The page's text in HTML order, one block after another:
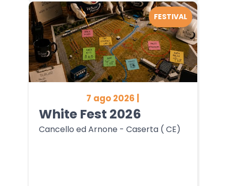
7 ago 2026 |
White Fest 2026
Cancello ed Arnone - Caserta ( CE)
FESTIVAL